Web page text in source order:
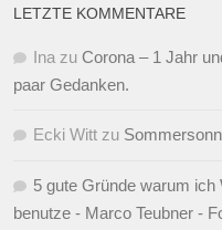
LETZTE KOMMENTARE
Ina zu Corona – 1 Jahr
paar Gedanken.
Ecki Witt zu
5 gute Gründe warum ich
benutze - Marco Teubner -